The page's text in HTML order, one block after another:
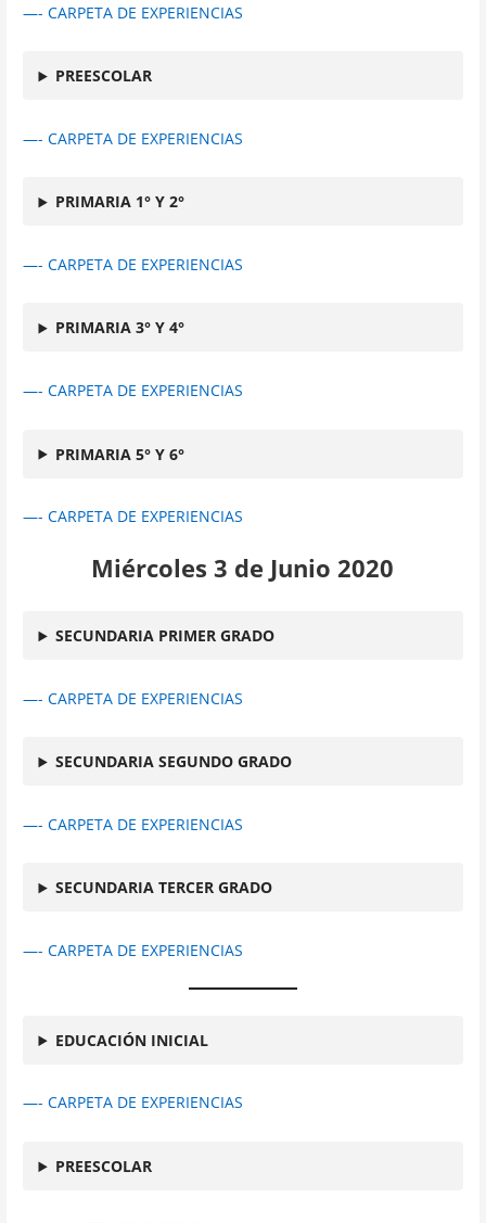
—- CARPETA DE EXPERIENCIAS
PREESCOLAR
—- CARPETA DE EXPERIENCIAS
PRIMARIA 1° Y 2°
—- CARPETA DE EXPERIENCIAS
PRIMARIA 3° Y 4°
—- CARPETA DE EXPERIENCIAS
PRIMARIA 5° Y 6°
—- CARPETA DE EXPERIENCIAS
Miércoles 3 de Junio 2020
SECUNDARIA PRIMER GRADO
—- CARPETA DE EXPERIENCIAS
SECUNDARIA SEGUNDO GRADO
—- CARPETA DE EXPERIENCIAS
SECUNDARIA TERCER GRADO
—- CARPETA DE EXPERIENCIAS
EDUCACIÓN INICIAL
—- CARPETA DE EXPERIENCIAS
PREESCOLAR